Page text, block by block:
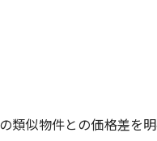
似物件との価格差を明